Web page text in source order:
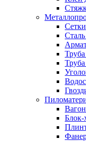
Сетки
Труба
Блок-